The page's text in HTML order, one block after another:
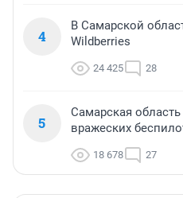
4
В Самарской
Wildberries
24 425 28
5
Самарская
вражеских
18 678 27